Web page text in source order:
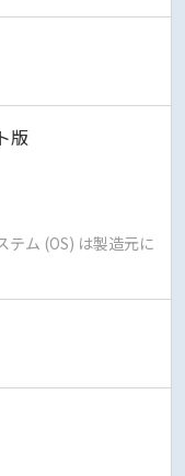
版
テム (OS) は製造元に